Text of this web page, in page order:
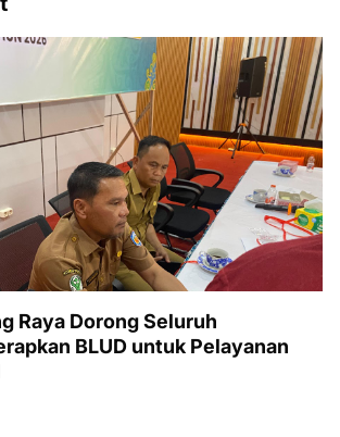
Raya Dorong Seluruh
BLUD untuk Pelayanan